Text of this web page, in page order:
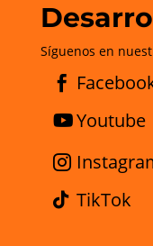
Síguenos en
Youtube
TikTok